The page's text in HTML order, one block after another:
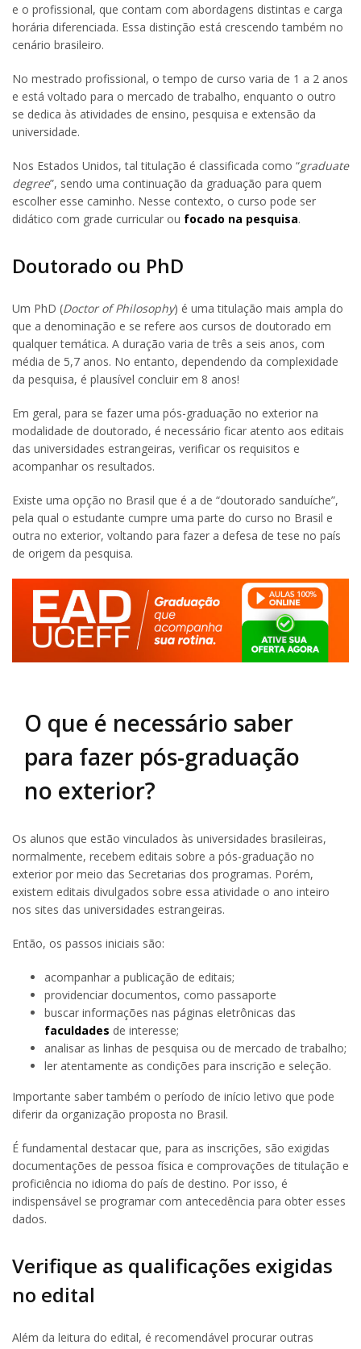
e o profissional, que contam com abordagens distintas e carga
horária diferenciada. Essa distinção está crescendo também no
cenário brasileiro.
No mestrado profissional, o tempo de curso varia de 1 a 2 anos
e está voltado para o mercado de trabalho, enquanto o outro
se dedica às atividades de ensino, pesquisa e extensão da
universidade.
Nos Estados Unidos, tal titulação é classificada como “graduate
degree”, sendo uma continuação da graduação para quem
escolher esse caminho. Nesse contexto, o curso pode ser
didático com grade curricular ou focado na pesquisa.
Doutorado ou PhD
Um PhD (Doctor of Philosophy) é uma titulação mais ampla do
que a denominação e se refere aos cursos de doutorado em
qualquer temática. A duração varia de três a seis anos, com
média de 5,7 anos. No entanto, dependendo da complexidade
da pesquisa, é plausível concluir em 8 anos!
Em geral, para se fazer uma pós-graduação no exterior na
modalidade de doutorado, é necessário ficar atento aos editais
das universidades estrangeiras, verificar os requisitos e
acompanhar os resultados.
Existe uma opção no Brasil que é a de “doutorado sanduíche”,
pela qual o estudante cumpre uma parte do curso no Brasil e
outra no exterior, voltando para fazer a defesa de tese no país
de origem da pesquisa.
O que é necessário saber
para fazer pós-graduação
no exterior?
Os alunos que estão vinculados às universidades brasileiras,
normalmente, recebem editais sobre a pós-graduação no
exterior por meio das Secretarias dos programas. Porém,
existem editais divulgados sobre essa atividade o ano inteiro
nos sites das universidades estrangeiras.
Então, os passos iniciais são:
acompanhar a publicação de editais;
providenciar documentos, como passaporte
buscar informações nas páginas eletrônicas das
faculdades de interesse;
analisar as linhas de pesquisa ou de mercado de trabalho;
ler atentamente as condições para inscrição e seleção.
Importante saber também o período de início letivo que pode
diferir da organização proposta no Brasil.
É fundamental destacar que, para as inscrições, são exigidas
documentações de pessoa física e comprovações de titulação e
proficiência no idioma do país de destino. Por isso, é
indispensável se programar com antecedência para obter esses
dados.
Verifique as qualificações exigidas
no edital
Além da leitura do edital, é recomendável procurar outras